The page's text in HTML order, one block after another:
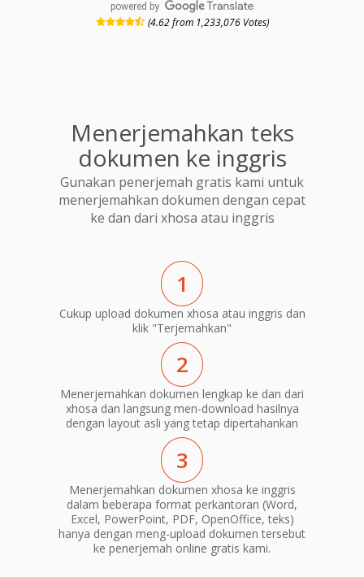
powered by
(4.62 from 1,233,076 Votes)
Menerjemahkan teks
dokumen ke inggris
Gunakan penerjemah gratis kami untuk
menerjemahkan dokumen dengan cepat
ke dan dari xhosa atau inggris
1
Cukup upload dokumen xhosa atau inggris dan
klik "Terjemahkan"
2
Menerjemahkan dokumen lengkap ke dan dari
xhosa dan langsung men-download hasilnya
dengan layout asli yang tetap dipertahankan
3
Menerjemahkan dokumen xhosa ke inggris
dalam beberapa format perkantoran (Word,
Excel, PowerPoint, PDF, OpenOffice, teks)
hanya dengan meng-upload dokumen tersebut
ke penerjemah online gratis kami.